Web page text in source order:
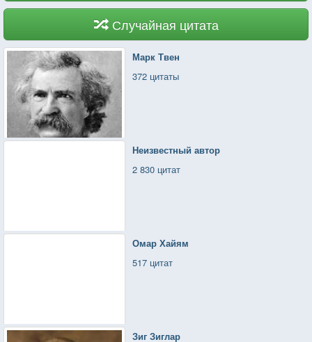
Случайная цитата
Марк Твен
372 цитаты
Неизвестный автор
2 830 цитат
Омар Хайям
517 цитат
Зиг Зиглар